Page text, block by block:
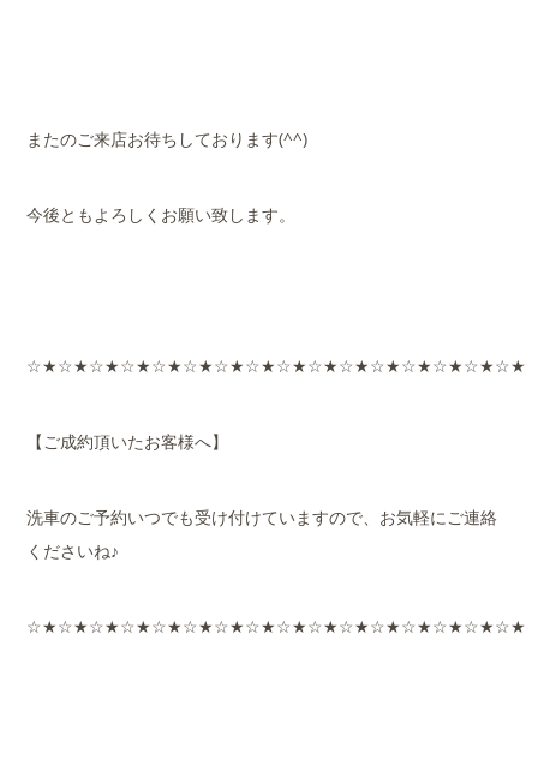
またのご来店お待ちしております(^^)
今後ともよろしくお願い致します。
☆★☆★☆★☆★☆★☆★☆★☆★☆★☆★☆★☆★☆★☆★☆★☆★
【ご成約頂いたお客様へ】
洗車のご予約いつでも受け付けていますので、お気軽にご連絡
くださいね♪
☆★☆★☆★☆★☆★☆★☆★☆★☆★☆★☆★☆★☆★☆★☆★☆★